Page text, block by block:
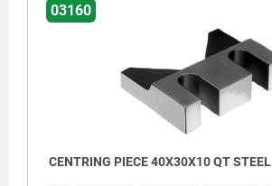
03160
CENTRING PIECE 40X30X10 QT STEEL